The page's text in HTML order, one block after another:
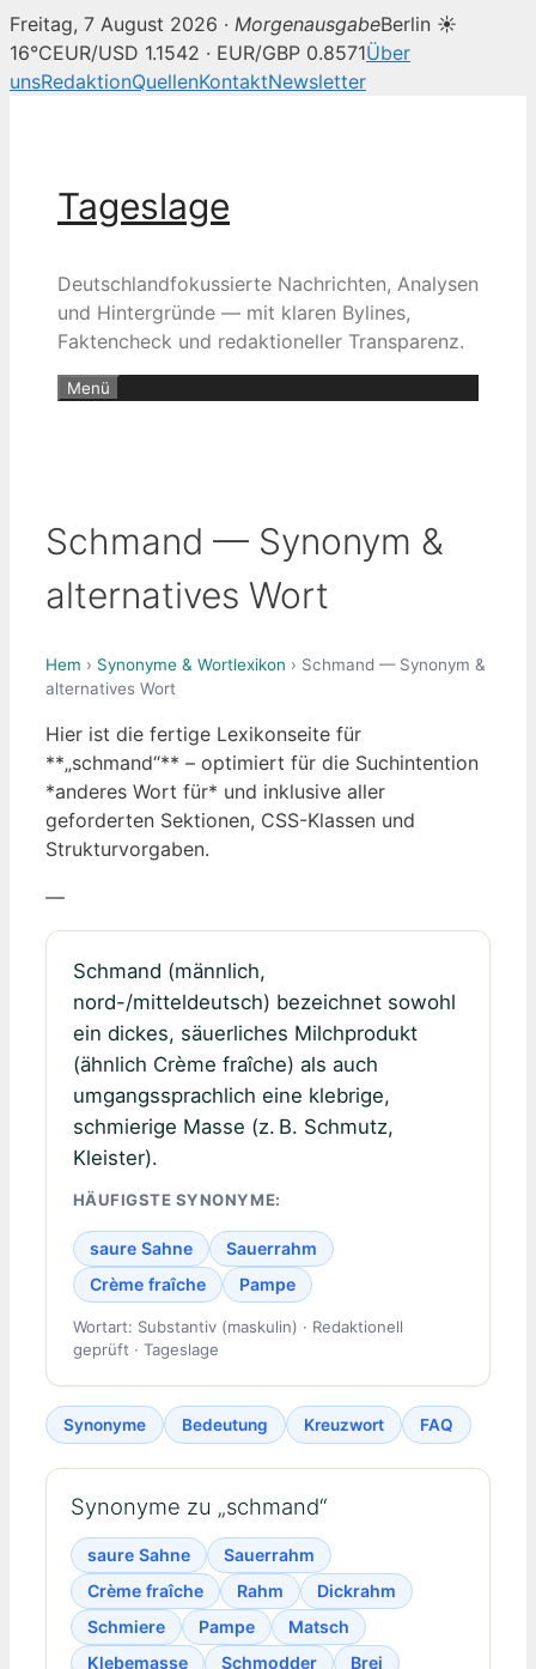
Freitag, 7 August 2026 · MorgenausgabeBerlin ☀
16°CEUR/USD 1.1542 · EUR/GBP 0.8571Über
unsRedaktionQuellenKontaktNewsletter
Tageslage
Deutschlandfokussierte Nachrichten, Analysen
und Hintergründe — mit klaren Bylines,
Faktencheck und redaktioneller Transparenz.
Menü
Schmand — Synonym &
alternatives Wort
Hem › Synonyme & Wortlexikon › Schmand — Synonym &
alternatives Wort
Hier ist die fertige Lexikonseite für
**„schmand“** – optimiert für die Suchintention
*anderes Wort für* und inklusive aller
geforderten Sektionen, CSS-Klassen und
Strukturvorgaben.
—
Schmand (männlich,
nord-/mitteldeutsch) bezeichnet sowohl
ein dickes, säuerliches Milchprodukt
(ähnlich Crème fraîche) als auch
umgangssprachlich eine klebrige,
schmierige Masse (z. B. Schmutz,
Kleister).
HÄUFIGSTE SYNONYME:
saure Sahne
Sauerrahm
Crème fraîche
Pampe
Wortart: Substantiv (maskulin) · Redaktionell
geprüft · Tageslage
Synonyme Bedeutung Kreuzwort FAQ
Synonyme zu „schmand“
saure Sahne
Sauerrahm
Crème fraîche
Rahm
Dickrahm
Schmiere
Pampe
Matsch
Klebemasse
Schmodder Brei